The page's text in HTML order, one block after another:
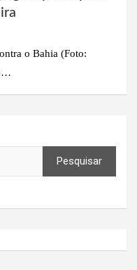
o Bahia (Foto:
Pesquisar